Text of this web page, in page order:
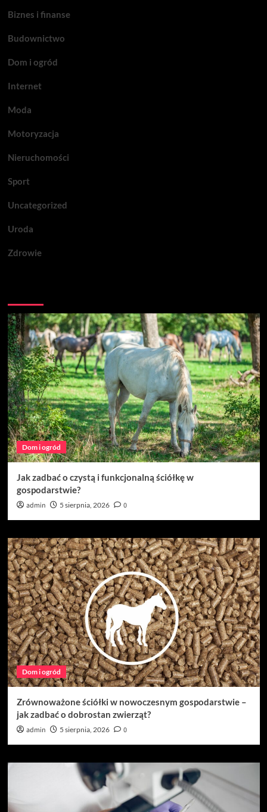
Biznes i finanse
Budownictwo
Dom i ogród
Internet
Moda
Motoryzacja
Nieruchomości
Sport
Uncategorized
Uroda
Zdrowie
Dom i ogród
Jak zadbać o czystą i funkcjonalną ściółkę w
gospodarstwie?
admin 5 sierpnia, 2026 0
Dom i ogród
Zrównoważone ściółki w nowoczesnym gospodarstwie –
jak zadbać o dobrostan zwierząt?
admin 5 sierpnia, 2026 0